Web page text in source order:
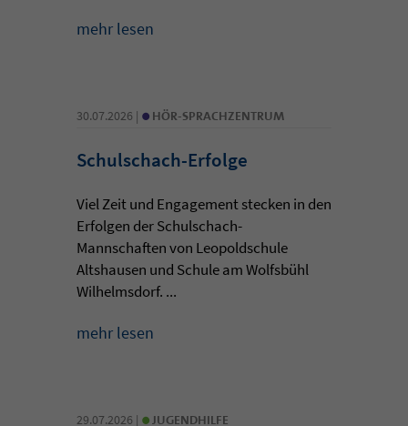
mehr lesen
30.07.2026 | • HÖR-SPRACHZENTRUM
Schulschach-Erfolge
Viel Zeit und Engagement stecken in den
Erfolgen der Schulschach-
Mannschaften von Leopoldschule
Altshausen und Schule am Wolfsbühl
Wilhelmsdorf. ...
mehr lesen
29.07.2026 | • JUGENDHILFE